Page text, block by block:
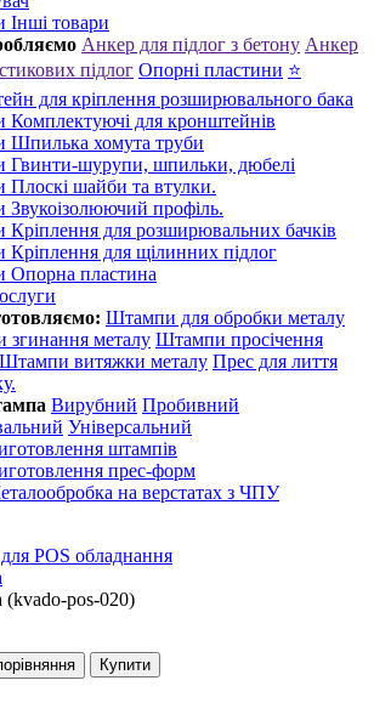
Інші товари
Анкер для підлог з бетону Анкер
підлог Опорні пластини ⭐
для кріплення розширювального бака
Комплектуючі для кронштейнів
Шпилька хомута труби
Гвинти-шурупи, шпильки, дюбелі
Плоскі шайби та втулки.
Звукоізолюючий профіль.
Кріплення для розширювальних бачків
Кріплення для щілинних підлог
Опорна пластина
Штампи для обробки металу
металу Штампи просічення
Штампи витяжки металу Прес для лиття
Вирубний Пробивний
Універсальний
штампів
прес-форм
на верстатах з ЧПУ
POS обладнання
(kvado-pos-020)
Купити